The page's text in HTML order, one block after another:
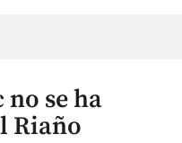
no se ha
Riaño